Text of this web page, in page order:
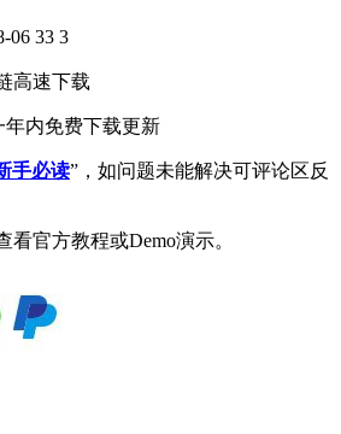
06 33 3
高速下载
内免费下载更新
手必读”，如问题未能解决可评论区反
官方教程或Demo演示。